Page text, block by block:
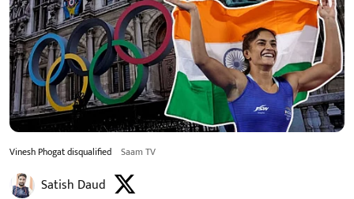
Vinesh Phogat disqualified Saam TV
Satish Daud